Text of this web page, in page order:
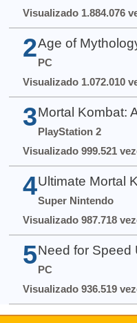
Visualizado 1.884.076
2 Age of
PC
Visualizado 1.072.010
3 Mortal Kombat:
PlayStation 2
Visualizado 999.521
4 Ultimate Mortal
Super Nintendo
Visualizado 987.718
5 Need for Speed
PC
Visualizado 936.519